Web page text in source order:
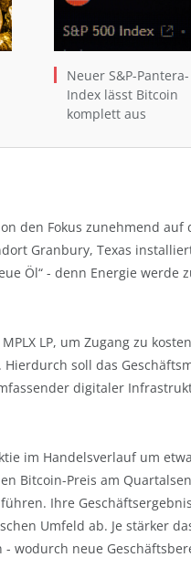
Neuer S&P-Pantera-
Index lässt Bitcoin
komplett aus
den Fokus zunehmend auf
Granbury, Texas
Öl“ - denn Energie werde
LP, um Zugang zu
soll das
digitaler
im Handelsverlauf um
Bitcoin-Preis am
Ihre
Umfeld ab. Je stärker
wodurch neue